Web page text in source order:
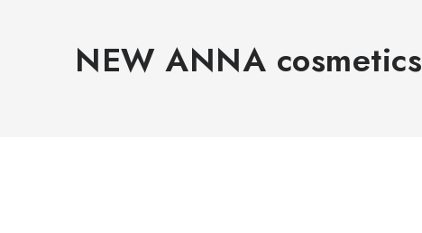
NEW ANNA cosmetics